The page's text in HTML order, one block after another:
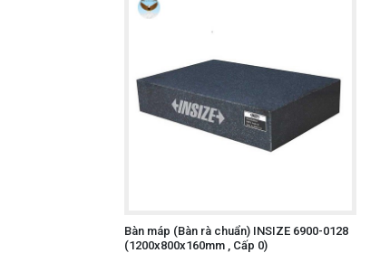
Bàn máp (Bàn rà chuẩn) INSIZE 6900-0128
(1200x800x160mm , Cấp 0)